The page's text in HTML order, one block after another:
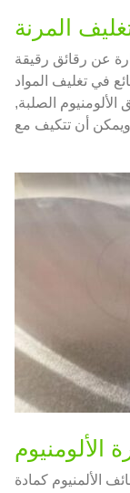
المرنة
عن رقائق رقيقة
في تغليف المواد
الصلبة,
ويمكن أن تتكيف مع
لف دائرة الألومنيوم من 1100 لفائف الألمنيوم كمادة